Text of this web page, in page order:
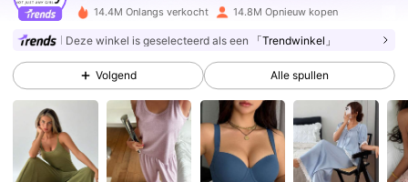
r***m is aan het browsen
6.6M Volgers
4.86 6.6M Volgers
4.86 6.6M Volgers
14.4M Onlangs verkocht 14.8M Opnieuw kopen
Deze winkel is geselecteerd als een 「Trendwinkel」
Volgend Alle spullen